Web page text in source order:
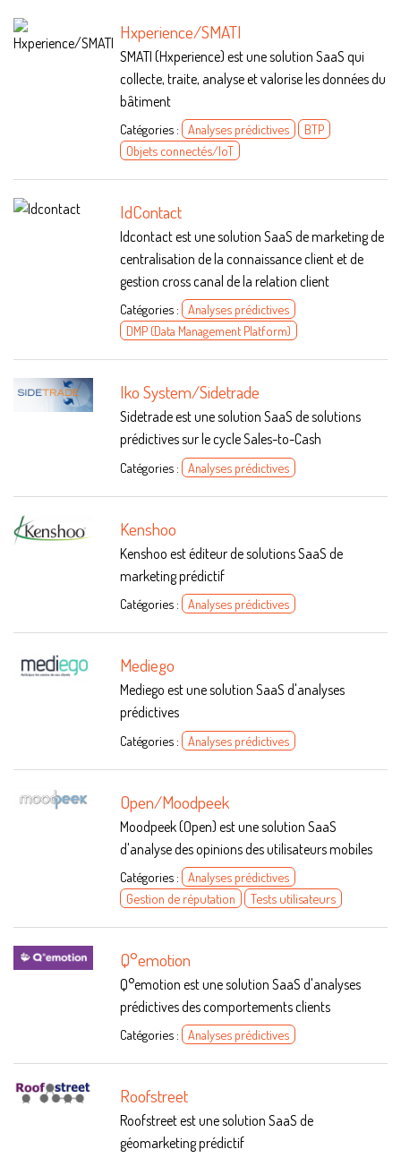
Hxperience/SMATI
SMATI (Hxperience) est une solution SaaS qui
collecte, traite, analyse et valorise les données du
bâtiment
Catégories : Analyses prédictives
BTP
Objets connectés/IoT
IdContact
Idcontact est une solution SaaS de marketing de
centralisation de la connaissance client et de
gestion cross canal de la relation client
Catégories :
Analyses prédictives
DMP (Data Management Platform)
Iko System/Sidetrade
Sidetrade est une solution SaaS de solutions
prédictives sur le cycle Sales-to-Cash
Catégories : Analyses prédictives
Kenshoo
Kenshoo est éditeur de solutions SaaS de
marketing prédictif
Catégories : Analyses prédictives
Mediego
Mediego est une solution SaaS d'analyses
prédictives
Catégories : Analyses prédictives
Open/Moodpeek
Moodpeek (Open) est une solution SaaS
d'analyse des opinions des utilisateurs mobiles
Catégories : Analyses prédictives
Gestion de réputation
Tests utilisateurs
Q°emotion
Q°emotion est une solution SaaS d'analyses
prédictives des comportements clients
Catégories : Analyses prédictives
Roofstreet
Roofstreet est une solution SaaS de
géomarketing prédictif